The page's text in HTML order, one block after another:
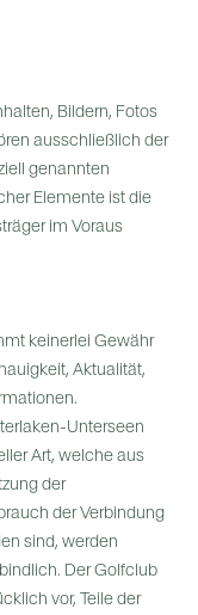
Bildern, Fotos
ausschließlich der
genannten
Elemente ist die
im Voraus
keinerlei Gewähr
Aktualität,
Unterseen
Art, welche aus
der
der Verbindung
sind, werden
Der Golfclub
vor, Teile der